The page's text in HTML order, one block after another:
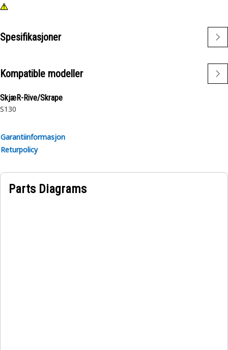
Spesifikasjoner
Kompatible modeller
SkjæR-Rive/Skrape
S130
Garantiinformasjon
Returpolicy
Parts Diagrams